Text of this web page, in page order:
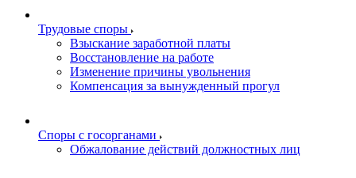
Трудовые споры
Взыскание заработной платы
Восстановление на работе
Изменение причины увольнения
Компенсация за вынужденный прогул
Споры с госорганами
Обжалование действий должностных лиц